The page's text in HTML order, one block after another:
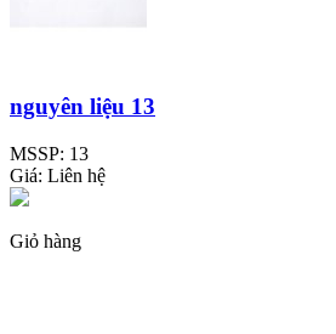
nguyên liệu 13
MSSP: 13
Giá: Liên hệ
Giỏ hàng